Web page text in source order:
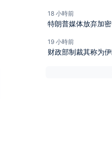
18 小時前
特朗普媒体放弃加
19 小時前
财政部制裁其称为